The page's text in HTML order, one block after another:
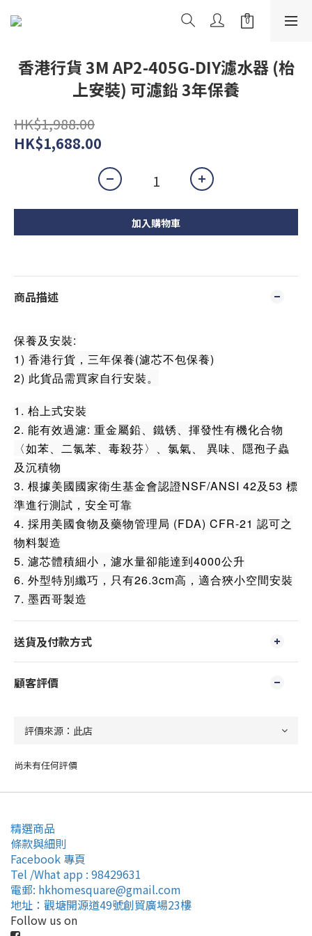
香港行貨 3M AP2-405G-DIY濾水器 (枱
上安裝) 可濾鉛 3年保養
HK$1,988.00
HK$1,688.00
加入購物車
商品描述
保養及安裝:
1) 香港行貨，三年保養(濾芯不包保養)
2) 此貨品需買家自行安裝。
1. 枱上式安裝
2. 能有效過濾: 重金屬鉛、鐵锈、揮發性有機化合物
〈如苯、二氯苯、毒殺芬〉、氯氣、 異味、隱孢子蟲
及沉積物
3. 根據美國國家衛生基金會認證NSF/ANSI 42及53 標
準進行測試，安全可靠
4. 採用美國食物及藥物管理局 (FDA) CFR-21 認可之
物料製造
5. 濾芯體積細小，濾水量卻能達到4000公升
6. 外型特別纖巧，只有26.3cm高，適合狹小空間安裝
7. 墨西哥製造
送貨及付款方式
顧客評價
尚未有任何評價
精選商品
條款與細則
Facebook 專頁
Tel /What app : 98429631
電郵: hkhomesquare@gmail.com
地址：觀塘開源道49號創貿廣場23樓
Follow us on